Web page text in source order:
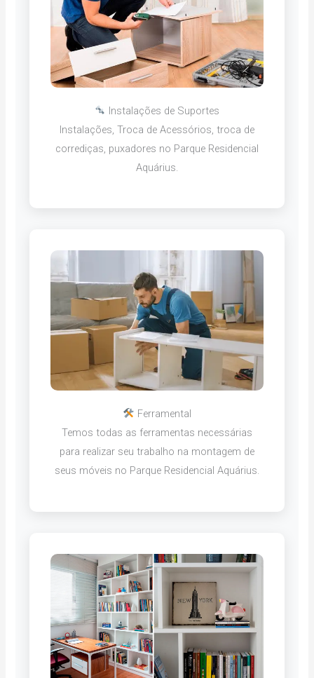
Instalações de Suportes
Instalações, Troca de Acessórios, troca de
corrediças, puxadores no Parque Residencial
Aquárius.
Ferramental
Temos todas as ferramentas necessárias
para realizar seu trabalho na montagem de
seus móveis no Parque Residencial Aquárius.